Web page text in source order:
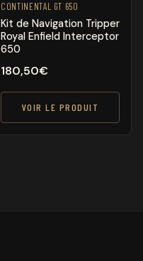
CONTINENTAL GT 650
Kit de Navigation Tripper
Royal Enfield Interceptor
650
180,50€
VOIR LE PRODUIT